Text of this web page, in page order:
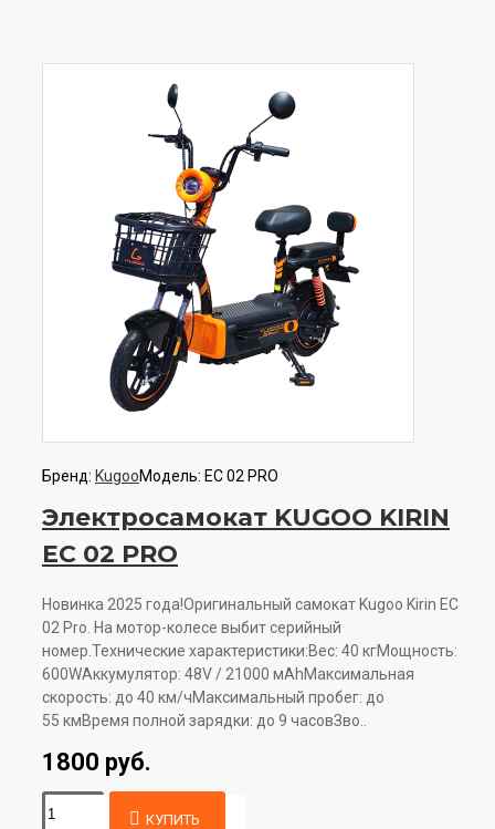
Бренд: KugooМодель: EC 02 PRO
Электросамокат KUGOO KIRIN
EC 02 PRO
Новинка 2025 года!Оригинальный самокат Kugoo Kirin EC
02 Pro. На мотор-колесе выбит серийный
номер.Технические характеристики:Вес: 40 кгМощность:
600WАккумулятор: 48V / 21000 мAhМаксимальная
скорость: до 40 км/чМаксимальный пробег: до
55 кмВремя полной зарядки: до 9 часовЗво..
1800 руб.
КУПИТЬ